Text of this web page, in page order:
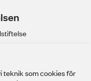
teknik som cookies för